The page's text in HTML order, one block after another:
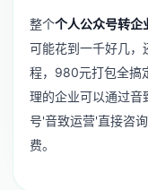
整个个人公众号转企
可能花到一千好几，
程，980元打包全搞
理的企业可以通过
号'音致运营'直接咨
费。